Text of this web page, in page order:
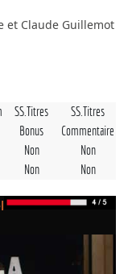
et Claude Guillemot
SS.Titres
Bonus
SS.Titres
Commentaire
Non
Non
Non Non